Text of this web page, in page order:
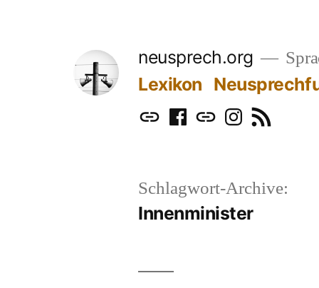
neusprech.org
Lexikon
MastodonFacebook
BlueskyInstagram
RSS
Schlagwort-Archive:
Innenminister